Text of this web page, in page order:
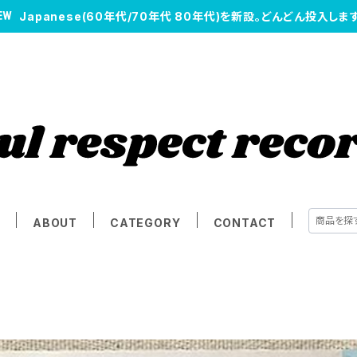
Japanese(60年代/70年代 80年代)を新設。どんどん投入します
ABOUT CATEGORY CONTACT